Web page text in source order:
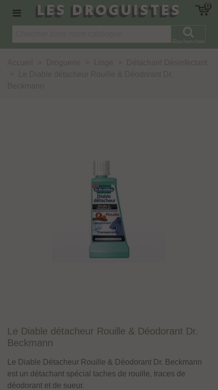
LES DROGUISTES 0
Rechercher
Le Diable détacheur Rouille & Déodorant Dr.
Beckmann
Le Diable Détacheur Rouille & Déodorant Dr. Beckmann
est un détachant spécial taches de rouille, traces de
déodorant et de sueur.